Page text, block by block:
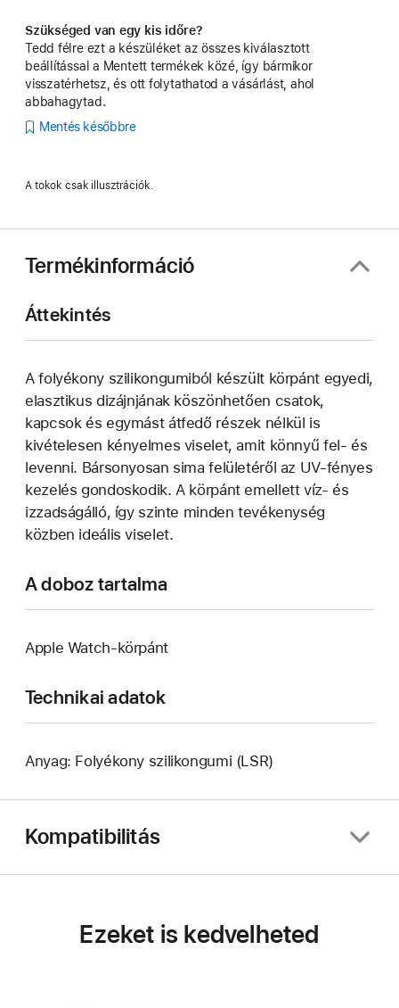
Szükséged van egy kis időre?
Tedd félre ezt a készüléket az összes kiválasztott
beállítással a Mentett termékek közé, így bármikor
visszatérhetsz, és ott folytathatod a vásárlást, ahol
abbahagytad.
Mentés későbbre
A tokok csak illusztrációk.
Termékinformáció
Áttekintés
A folyékony szilikongumiból készült körpánt egyedi,
elasztikus dizájnjának köszönhetően csatok,
kapcsok és egymást átfedő részek nélkül is
kivételesen kényelmes viselet, amit könnyű fel- és
levenni. Bársonyosan sima felületéről az UV-fényes
kezelés gondoskodik. A körpánt emellett víz- és
izzadságálló, így szinte minden tevékenység
közben ideális viselet.
A doboz tartalma
Apple Watch-körpánt
Technikai adatok
Anyag: Folyékony szilikongumi (LSR)
Kompatibilitás
Ezeket is kedvelheted